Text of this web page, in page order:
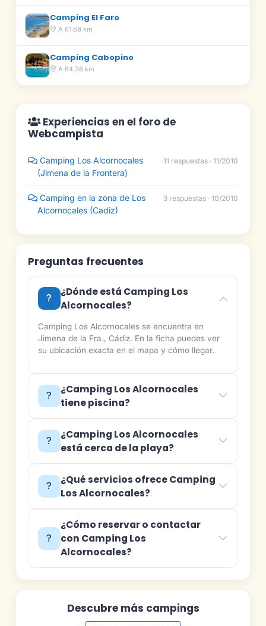
Camping El Faro
A 61.68 km
Camping Cabopino
A 64.38 km
Experiencias en el foro de
Webcampista
Camping Los Alcornocales
(Jimena de la Frontera)
11 respuestas · 11/2010
Camping en la zona de Los
Alcornocales (Cadiz)
3 respuestas · 10/2010
Preguntas frecuentes
¿Dónde está Camping Los
Alcornocales?
Camping Los Alcornocales se encuentra en
Jimena de la Fra., Cádiz. En la ficha puedes ver
su ubicación exacta en el mapa y cómo llegar.
¿Camping Los Alcornocales
tiene piscina?
¿Camping Los Alcornocales
está cerca de la playa?
¿Qué servicios ofrece Camping
Los Alcornocales?
¿Cómo reservar o contactar
con Camping Los
Alcornocales?
Descubre más campings